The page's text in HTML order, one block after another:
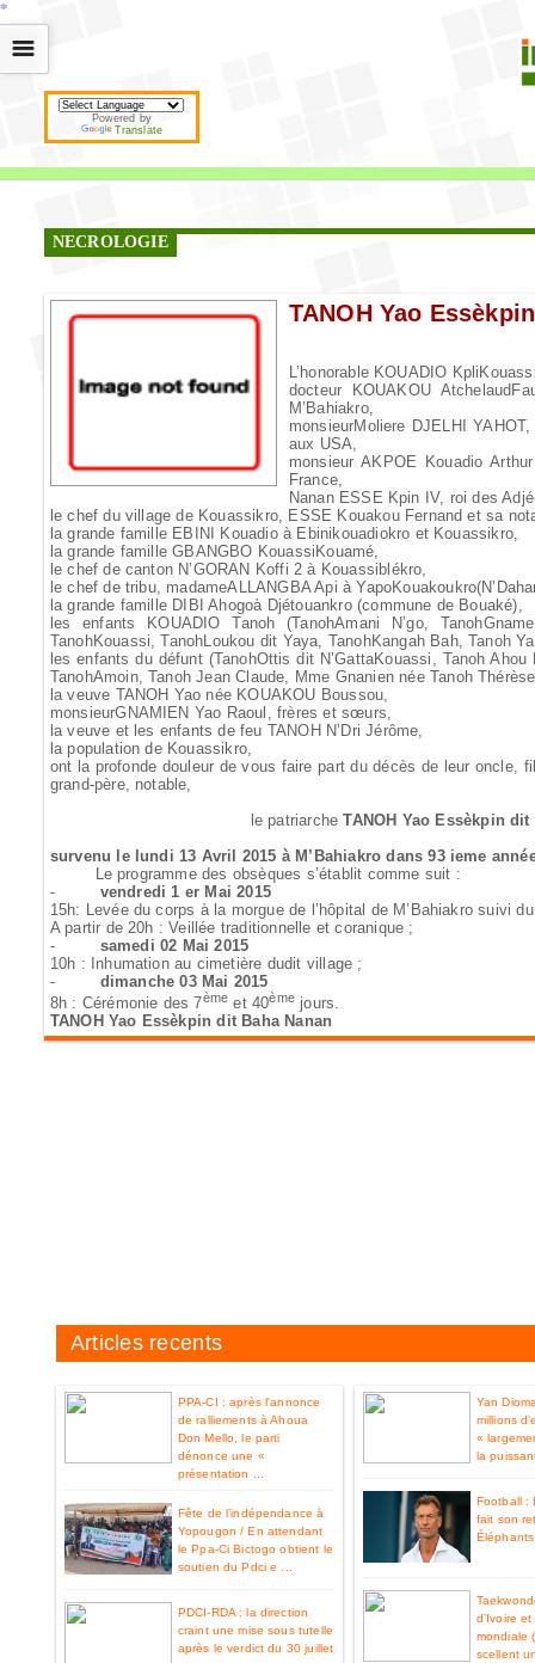
*
*
*
*
*
*
*
*
*
*
*
*
*
*
*
*
*
*
*
*
*
*
*
*
*
*
*
*
*
*
*
*
*
*
*
*
Powered by
Translate
☰
NECROLOGIE
TANOH Yao
L’honorable KOUADIO
docteur KOUAKOU
M’Bahiakro,
monsieurMoliere DJELHI
aux USA,
monsieur AKPOE Kouadio
France,
Nanan ESSE Kpin IV, roi des
le chef du village de Kouassikro, ESSE Kouakou Fernand et sa
la grande famille EBINI Kouadio à Ebinikouadiokro et Kouassikro,
la grande famille GBANGBO KouassiKouamé,
le chef de canton N’GORAN Koffi 2 à Kouassiblékro,
le chef de tribu, madameALLANGBA Api à
la grande famille DIBI Ahogoà Djétouankro (commune de Bouaké),
les enfants KOUADIO Tanoh (TanohAmani N’go,
TanohKouassi, TanohLoukou dit Yaya, TanohKangah Bah, Tanoh
les enfants du défunt (TanohOttis dit N’GattaKouassi, Tanoh
TanohAmoin, Tanoh Jean Claude, Mme Gnanien née Tanoh
la veuve TANOH Yao née KOUAKOU Boussou,
monsieurGNAMIEN Yao Raoul, frères et sœurs,
la veuve et les enfants de feu TANOH N’Dri Jérôme,
la population de Kouassikro,
ont la profonde douleur de vous faire part du décès de leur oncle,
grand-père, notable,
le patriarcheTANOH Yao Essèkpin dit
survenu le lundi 13 Avril 2015 à M’Bahiakro dans 93 ieme
Le programme des obsèques s’établit comme suit :
- vendredi 1 er Mai 2015
15h: Levée du corps à la morgue de l’hôpital de M’Bahiakro suivi
A partir de 20h : Veillée traditionnelle et coranique ;
- samedi 02 Mai 2015
10h : Inhumation au cimetière dudit village ;
- dimanche 03 Mai 2015
8h : Cérémonie des 7ème et 40ème jours.
TANOH Yao Essèkpin dit Baha Nanan
Articles recents
PPA-CI : après l'annonce
de ralliements à Ahoua
Don Mello, le parti
dénonce une «
présentation ...
Fête de l’indépendance à
Yopougon / En attendant
le Ppa-Ci Bictogo obtient le
soutien du Pdci e ...
PDCI-RDA : la direction
craint une mise sous tutelle
après le verdict du 30 juillet
Yan
millions
«
la
Football :
fait son
d’Ivoire
mondiale
scellent